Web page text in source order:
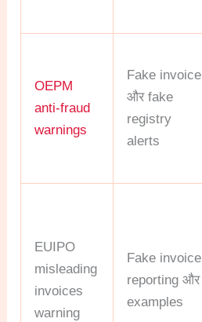
OEPM
anti-fraud
warnings
Fake invoice
और fake
registry
alerts
EUIPO
misleading
invoices
warning
Fake invoice
reporting और
examples